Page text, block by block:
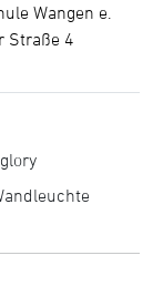
Wangen e.
Straße 4